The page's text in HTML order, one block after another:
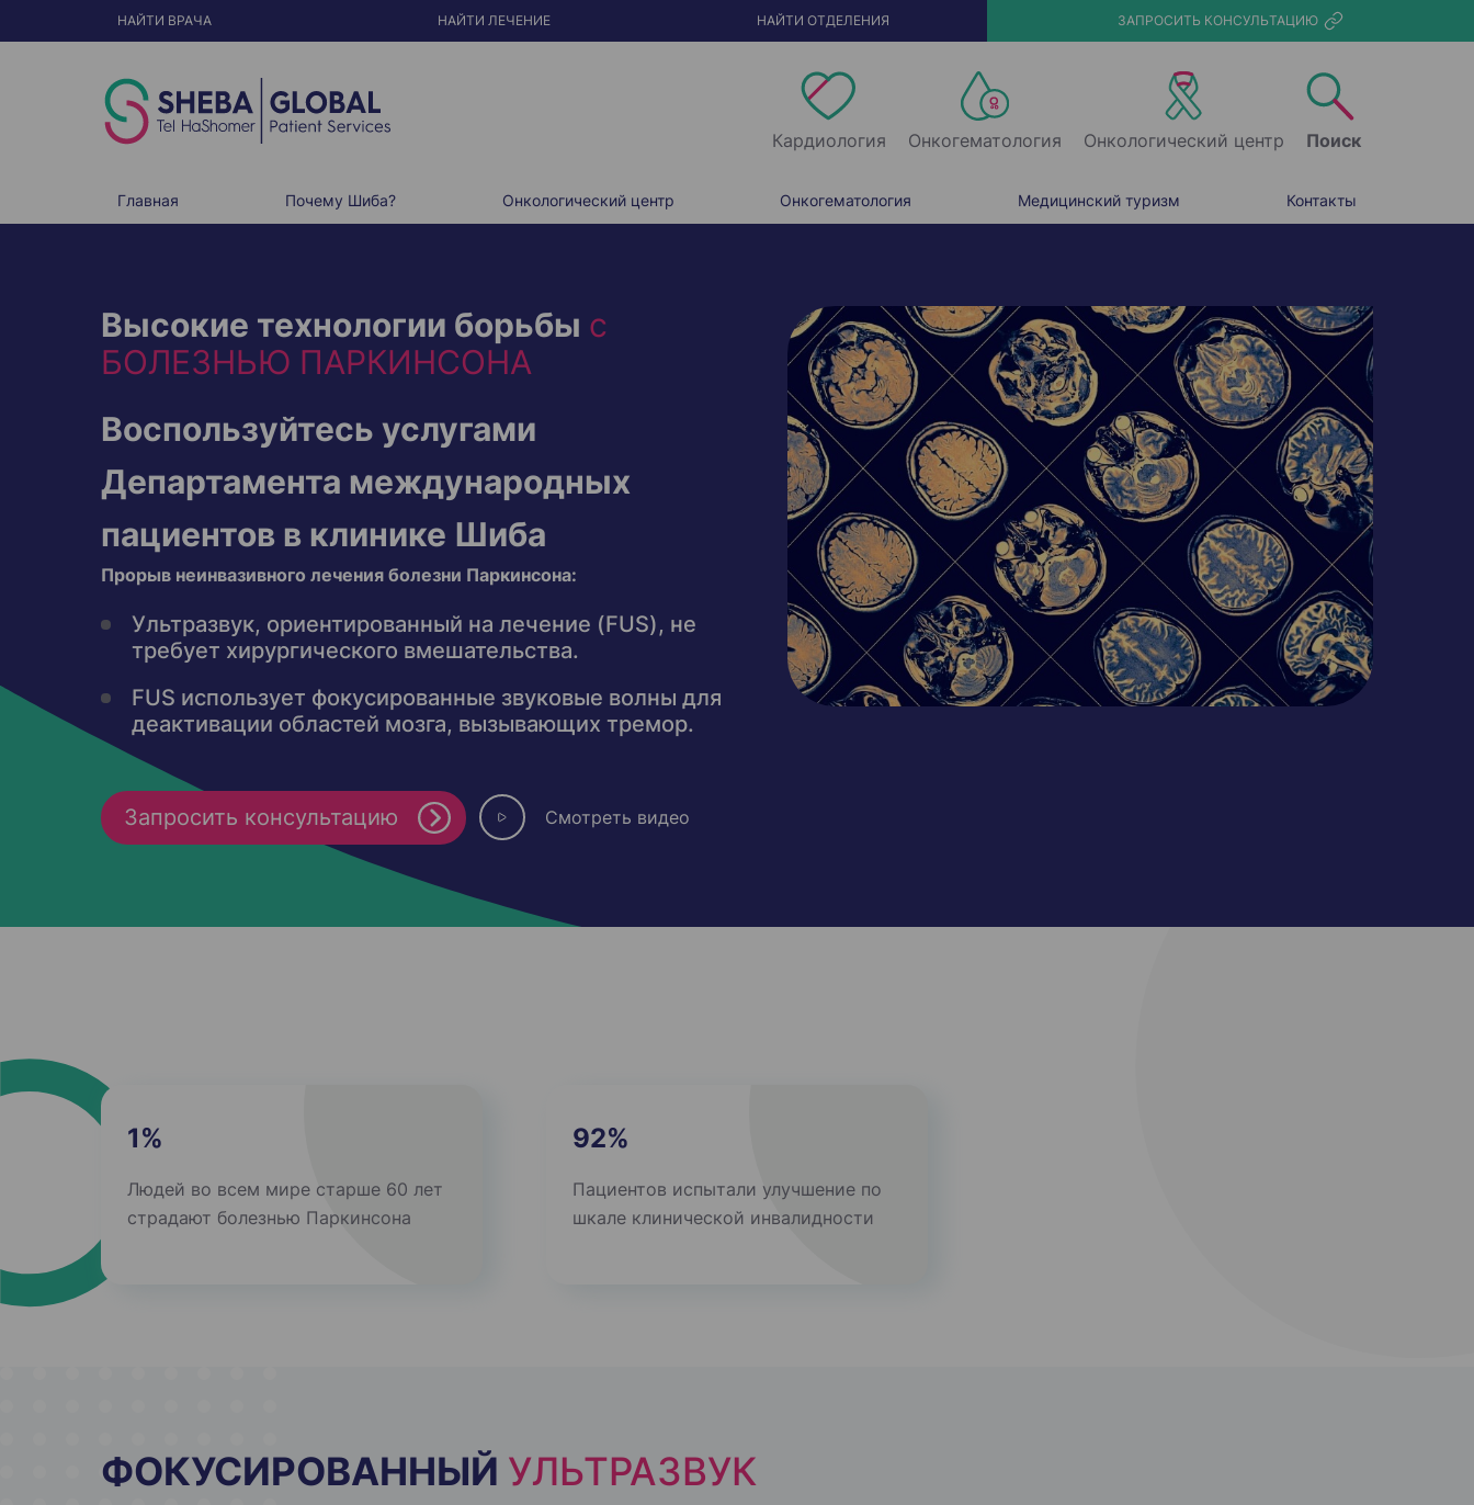
p
НАЙТИ ВРАЧА НАЙТИ ЛЕЧЕНИЕ НАЙТИ ОТДЕЛЕНИЯ ЗАПРОСИТЬ КОНСУЛЬТАЦИЮ
Кардиология Онкогематология Онкологический центр Поиск
Главная Почему Шиба? Онкологический центр Онкогематология Медицинский туризм Контакты
Высокие технологии борьбы с
БОЛЕЗНЬЮ ПАРКИНСОНА
Воспользуйтесь услугами
Департамента международных
пациентов в клинике Шиба
Прорыв неинвазивного лечения болезни Паркинсона:
Ультразвук, ориентированный на лечение (FUS), не
требует хирургического вмешательства.
FUS использует фокусированные звуковые волны для
деактивации областей мозга, вызывающих тремор.
Запросить консультацию Смотреть видео
1%
Людей во всем мире старше 60 лет
страдают болезнью Паркинсона
92%
Пациентов испытали улучшение по
шкале клинической инвалидности
ФОКУСИРОВАННЫЙ УЛЬТРАЗВУК